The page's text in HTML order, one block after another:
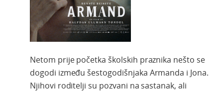
Netom prije početka školskih praznika nešto se
dogodi između šestogodišnjaka Armanda i Jona.
Njihovi roditelji su pozvani na sastanak, ali